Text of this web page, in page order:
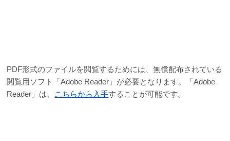
PDF形式のファイルを閲覧するためには、無償配布されている
閲覧用ソフト「Adobe Reader」が必要となります。「Adobe
Reader」は、 こちらから入手することが可能です。